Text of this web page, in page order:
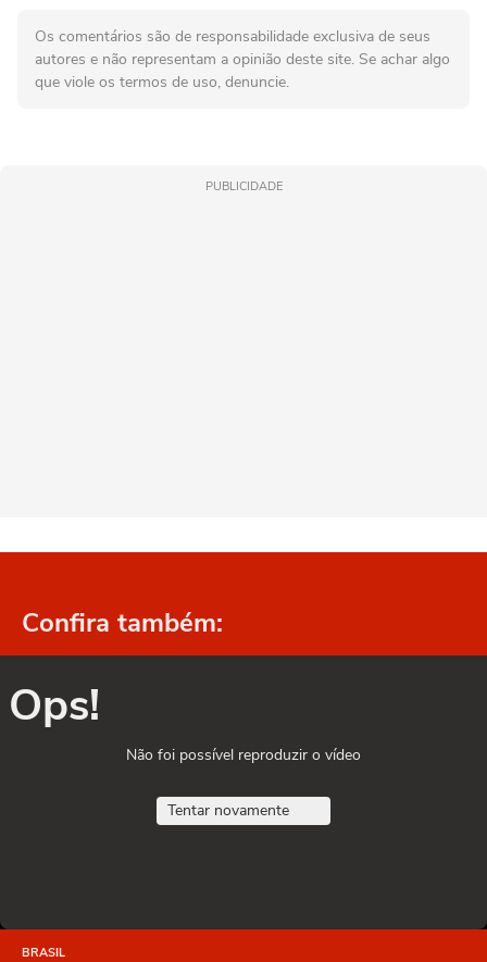
Os comentários são de responsabilidade exclusiva de seus
autores e não representam a opinião deste site. Se achar algo
que viole os termos de uso, denuncie.
PUBLICIDADE
Confira também:
Ops!
Não foi possível reproduzir o vídeo
Tentar novamente
BRASIL